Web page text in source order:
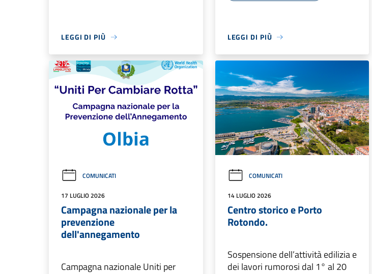
LEGGI DI PIÙ LEGGI DI PIÙ
COMUNICATI
17 LUGLIO 2026
Campagna nazionale per la
prevenzione
dell'annegamento
Campagna nazionale Uniti per
COMUNICATI
14 LUGLIO 2026
Centro storico e Porto
Rotondo.
Sospensione dell’attività edilizia e
dei lavori rumorosi dal 1° al 20